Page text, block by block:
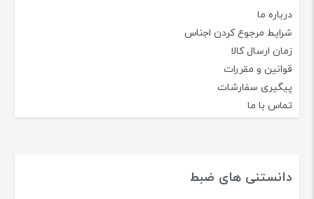
درباره ما
شرایط مرجوع کردن اجناس
زمان ارسال کالا
قوانین و مقررات
پیگیری سفارشات
تماس با ما
دانستنی های ضبط